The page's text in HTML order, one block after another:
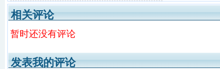
相关评论
暂时还没有评论
发表我的评论